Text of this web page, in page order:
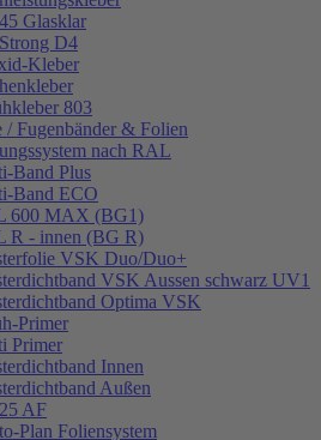
Glasklar
D4
Kleber
803
Fugenbänder & Folien
nach RAL
Band Plus
Band ECO
600 MAX (BG1)
R - innen (BG R)
VSK Duo/Duo+
VSK Aussen schwarz UV1
Optima VSK
Primer
Primer
Innen
Außen
AF
Plan Foliensystem